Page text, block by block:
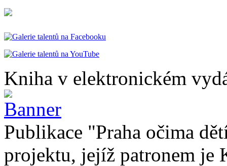
Kniha v elektronickém
Publikace "Praha očima
projektu, jejíž patronem je